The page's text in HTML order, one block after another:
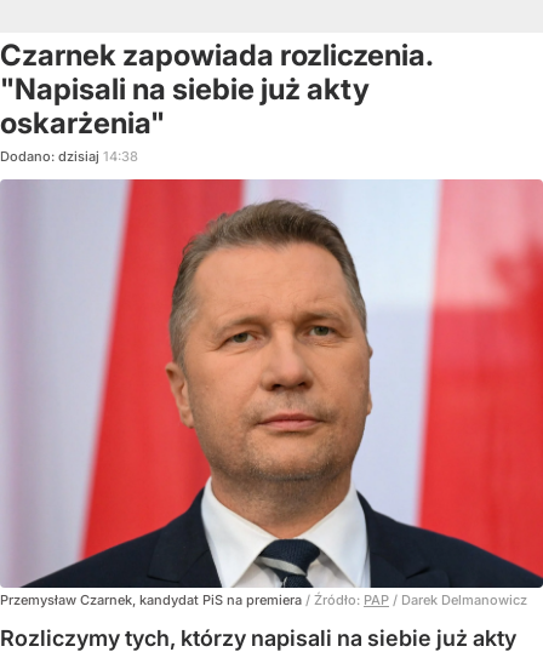
Czarnek zapowiada rozliczenia.
"Napisali na siebie już akty
oskarżenia"
Dodano: dzisiaj 14:38
Przemysław Czarnek, kandydat PiS na premiera / Źródło: PAP / Darek Delmanowicz
Rozliczymy tych, którzy napisali na siebie już akty